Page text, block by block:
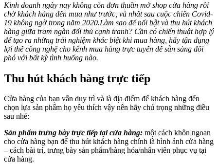
BÍ
KÍP
CHO
CHỦ
SHOP
QUẦN
ÁO
HÚT
KHÁCH
SAU
DỊCH
Kinh doanh ngày nay không còn đơn thuần mở shop cửa hàng rồi
chờ khách hàng đến mua như trước, và nhất sau cuộc chiến Covid-
19 không ngờ trong năm 2020.Làm sao để nổi bật và thu hút khách
hàng giữa tram ngàn đối thủ cạnh tranh? Cần có chiến thuật hợp lý
để tạo ra những trải nghiệm khác biệt khi mua hàng, hãy tận dụng
lợi thế công nghệ cho kênh mua hàng trực tuyến để sẵn sàng đối
phó với bất kỳ tình huống nào.
Thu hút khách hàng trực tiếp
Cửa hàng của bạn vẫn duy trì và là địa điểm để khách hàng đến
chọn lựa sản phẩm họ yêu thích vậy nên hãy chú trọng những điều
sau nhé:
Sản phẩm trưng bày trực tiếp tại cửa hàng: một cách khôn ngoan
cho cửa hàng bạn để thu hút khách hàng chính là hình ảnh cửa hàng
– cách bài trí, trưng bày sản phẩm/hàng hóa/nhân viên phục vụ tại
cửa hàng.